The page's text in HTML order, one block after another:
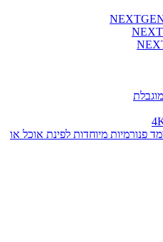
פנורמיות מיוחדות לפינת אוכל או